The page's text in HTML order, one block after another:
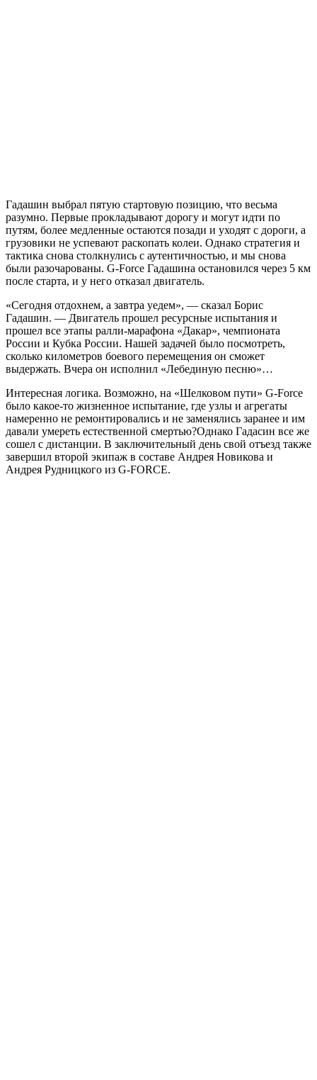
Гадашин выбрал пятую стартовую позицию, что весьма
разумно. Первые прокладывают дорогу и могут идти по
путям, более медленные остаются позади и уходят с дороги, а
грузовики не успевают раскопать колеи. Однако стратегия и
тактика снова столкнулись с аутентичностью, и мы снова
были разочарованы. G-Force Гадашина остановился через 5 км
после старта, и у него отказал двигатель.
«Сегодня отдохнем, а завтра уедем», — сказал Борис
Гадашин. — Двигатель прошел ресурсные испытания и
прошел все этапы ралли-марафона «Дакар», чемпионата
России и Кубка России. Нашей задачей было посмотреть,
сколько километров боевого перемещения он сможет
выдержать. Вчера он исполнил «Лебединую песню»…
Интересная логика. Возможно, на «Шелковом пути» G-Force
было какое-то жизненное испытание, где узлы и агрегаты
намеренно не ремонтировались и не заменялись заранее и им
давали умереть естественной смертью?Однако Гадасин все же
сошел с дистанции. В заключительный день свой отъезд также
завершил второй экипаж в составе Андрея Новикова и
Андрея Рудницкого из G-FORCE.